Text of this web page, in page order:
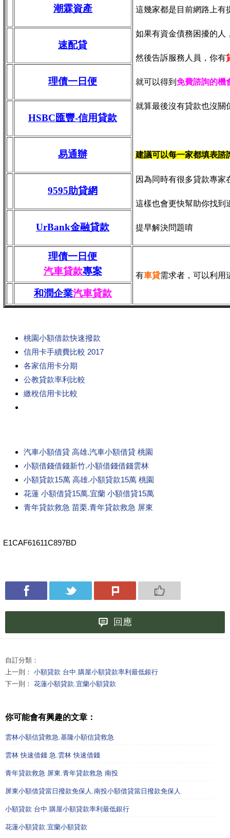
潮霖資產 這幾家都是目前網路上有
如果有資金債務困擾的人
然後告訴服務人員，你有
就可以得到 免費諮詢的機
就算最後沒有貸款也沒關
建議可以每一家都填表諮
因為同時有很多貸款專家
這樣也會更快幫助你找到
提早解決問題唷
速配貸
理債一日便
HSBC匯豐-信用貸款
易通辦
9595助貸網
UrBank金融貸款
理債一日便
汽車貸款專案 有車貸需求者，可以利用
和潤企業汽車貸款
桃園小額借款快速撥款
信用卡手續費比較 2017
各家信用卡分期
公教貸款率利比較
繳稅信用卡比較
汽車小額借貸 高雄.汽車小額借貸 桃園
小額借錢借錢新竹.小額借錢借錢雲林
小額貸款15萬 高雄.小額貸款15萬 桃園
花蓮 小額借貸15萬.宜蘭 小額借貸15萬
青年貸款救急 苗栗.青年貸款救急 屏東
E1CAF61611C897BD
回應
自訂分類：
上一則： 小額貸款 台中.購屋小額貸款率利最低銀行
下一則： 花蓮小額貸款.宜蘭小額貸款
你可能會有興趣的文章：
雲林小額信貸救急.基隆小額信貸救急
雲林 快速借錢 急.雲林 快速借錢
青年貸款救急 屏東.青年貸款救急 南投
屏東小額借貸當日撥款免保人.南投小額借貸當日撥款免保人
小額貸款 台中.購屋小額貸款率利最低銀行
花蓮小額貸款.宜蘭小額貸款